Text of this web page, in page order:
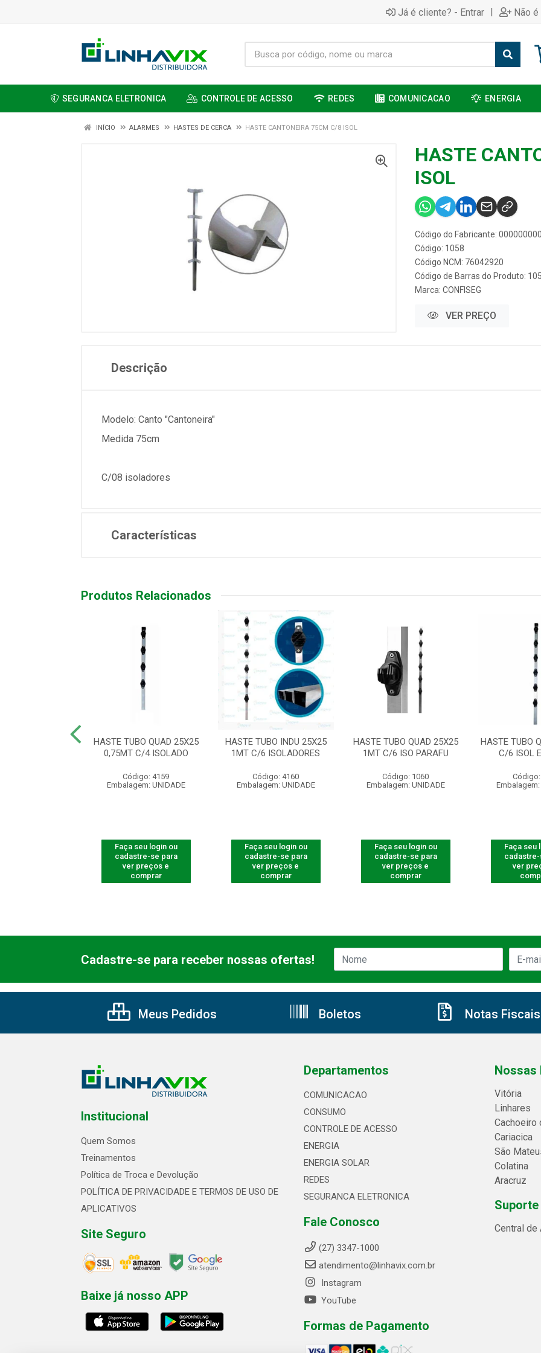
Já é cliente? - Entrar | Não
SEGURANCA ELETRONICA CONTROLE DE ACESSO REDES COMUNICACAO ENERGIA
INÍCIO ALARMES HASTES DE CERCA HASTE CANTONEIRA 75CM C/8 ISOL
HASTE
ISOL
Código do Fabricante:
Código: 1058
Código NCM: 76042920
Código de Barras do Produto:
Marca: CONFISEG
VER PREÇO
Descrição
Modelo: Canto "Cantoneira"
Medida 75cm
C/08 isoladores
Características
Produtos Relacionados
HASTE TUBO QUAD 25X25
0,75MT C/4 ISOLADO
Código: 4159
Embalagem: UNIDADE
Faça seu login ou
cadastre-se para
ver preços e
comprar
HASTE TUBO INDU 25X25
1MT C/6 ISOLADORES
Código: 4160
Embalagem: UNIDADE
Faça seu login ou
cadastre-se para
ver preços e
comprar
HASTE TUBO QUAD 25X25
1MT C/6 ISO PARAFU
Código: 1060
Embalagem: UNIDADE
Faça seu login ou
cadastre-se para
ver preços e
comprar
HASTE TUBO
C/6 ISOL
Embalagem:
Faça seu
ver
Cadastre-se para receber nossas ofertas!
Meus Pedidos Boletos Notas Fiscais
Institucional
Quem Somos
Treinamentos
Política de Troca e Devolução
POLÍTICA DE PRIVACIDADE E TERMOS DE USO DE
APLICATIVOS
Site Seguro
Baixe já nosso APP
Departamentos
COMUNICACAO
CONSUMO
CONTROLE DE ACESSO
ENERGIA
ENERGIA SOLAR
REDES
SEGURANCA ELETRONICA
Fale Conosco
(27) 3347-1000
atendimento@linhavix.com.br
Instagram
YouTube
Formas de Pagamento
Nossas
Vitória
Linhares
Cachoeiro
Cariacica
São
Colatina
Aracruz
Central de